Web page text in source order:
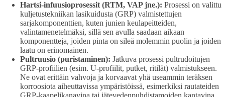
Hartsi-infuusioprosessit (RTM, VAP jne.): Prosessi on valittu
kuljetustekniikan lasikuidusta (GRP) valmistettujen
sarjakomponenttien, kuten junien keulapeitteiden,
valintamenetelmäksi, sillä sen avulla saadaan aikaan
komponentteja, joiden pinta on sileä molemmin puolin ja joiden
laatu on erinomainen.
Pultruusio (puristaminen): Jatkuva prosessi pultrudoitujen
GRP-profiilien (esim. U-profiilit, putket, ritilät) valmistukseen.
Ne ovat erittäin vahvoja ja korvaavat yhä useammin teräksen
korroosiota aiheuttavissa ympäristöissä, esimerkiksi rautateiden
GRP-kaapelikanavina tai jätevedenpuhdistamoiden kantavina